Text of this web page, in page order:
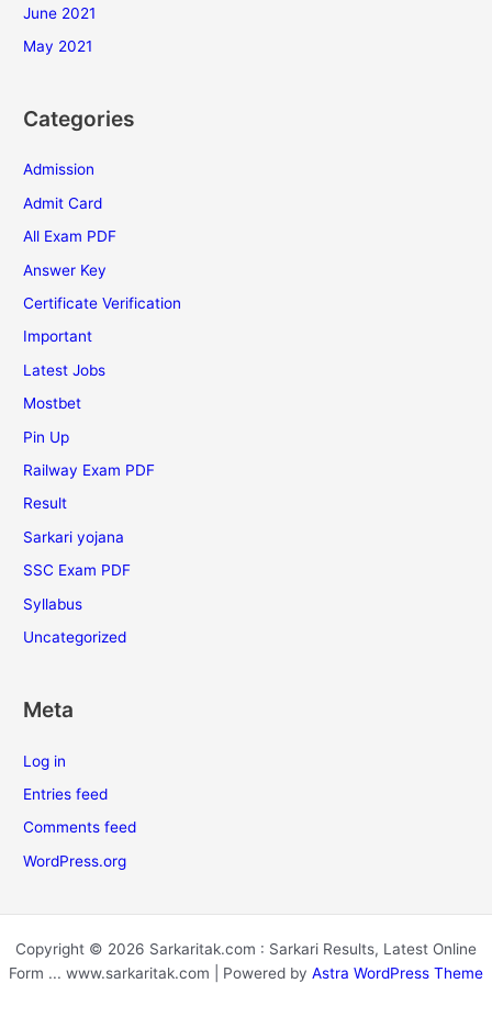
June 2021
May 2021
Categories
Admission
Admit Card
All Exam PDF
Answer Key
Certificate Verification
Important
Latest Jobs
Mostbet
Pin Up
Railway Exam PDF
Result
Sarkari yojana
SSC Exam PDF
Syllabus
Uncategorized
Meta
Log in
Entries feed
Comments feed
WordPress.org
Copyright © 2026 Sarkaritak.com : Sarkari Results, Latest Online
Form ... www.sarkaritak.com | Powered by Astra WordPress Theme